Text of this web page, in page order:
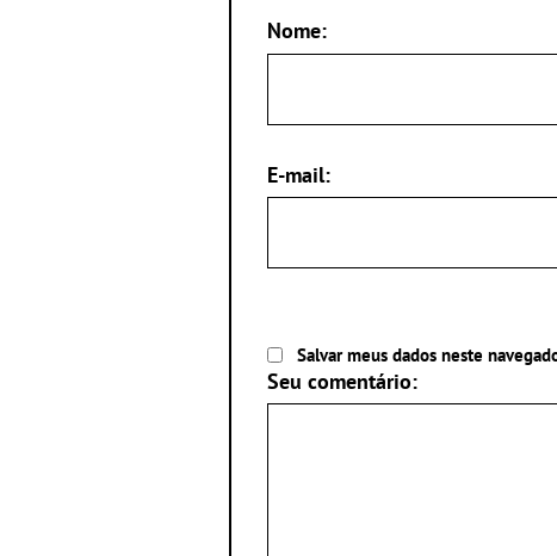
Nome:
E-mail:
Salvar meus dados neste
Seu comentário: